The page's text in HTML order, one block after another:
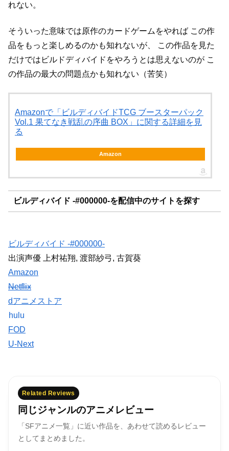
れない。
そういった意味では原作のカードゲームをやれば この作
品をもっと楽しめるのかも知れないが、
この作品を見た
だけではビルドディバイドをやろうとは思えないのが こ
の作品の最大の問題点かも知れない（苦笑）
Amazonで「ビルディバイドTCG ブースターパック
Vol.1 果てなき戦乱の序曲 BOX」に関する詳細を見
る
Amazon
ビルディバイド -#000000-を配信中のサイトを探す
ビルディバイド -#000000-
出演声優 上村祐翔, 渡部紗弓, 古賀葵
Amazon
Netflix
dアニメストア
hulu
FOD
U-Next
Related Reviews
同じジャンルのアニメレビュー
「SFアニメ一覧」に近い作品を、あわせて読めるレビュー
としてまとめました。